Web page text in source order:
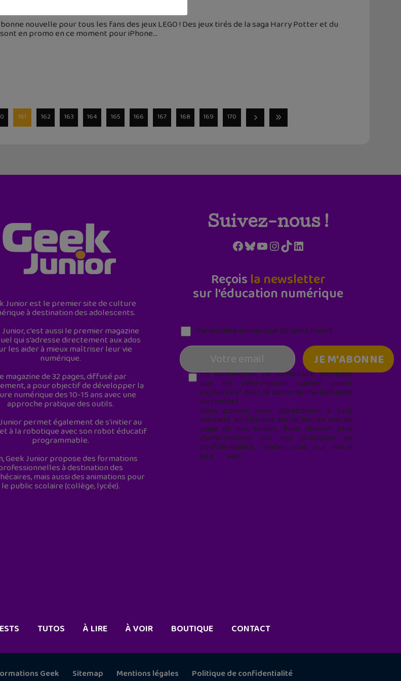
nouvelle pour tous les fans des jeux LEGO ! Des jeux tirés de la saga Harry Potter et du
en promo en ce moment pour iPhone
161 162 163 164 165 166 167 168 169 170
Junior est le premier site de culture
à destination des adolescents.
c’est aussi le premier magazine
qui s’adresse directement aux ados
les aider à mieux maîtriser leur vie
numérique.
magazine de 32 pages, diffusé par
a pour objectif de développer la
numérique des 10-15 ans avec une
approche pratique des outils.
permet également de s'initier au
à la robotique avec son robot éducatif
programmable.
Geek Junior propose des formations
à destination des
mais aussi des animations pour
le public scolaire (collège, lycée).
Suivez-nous !
Facebook
Bluesky
YouTube
Instagram
TikTokLinkedIn
Reçois la newsletter
sur l'éducation numérique
Parentalité numérique (le lundi matin)
En soumettant ce formulaire, j’accepte
que les informations saisies soient
exploitées* dans le cadre de ma demande
de contact.
Vous pouvez vous désabonner à tout
moment en cliquant sur le lien en bas de
page de nos emails. Pour obtenir plus
d'informations sur nos pratiques de
confidentialité, rendez-vous sur notre
site web
TUTOS À LIRE À VOIR BOUTIQUE CONTACT
Geek Sitemap Mentions légales Politique de confidentialité